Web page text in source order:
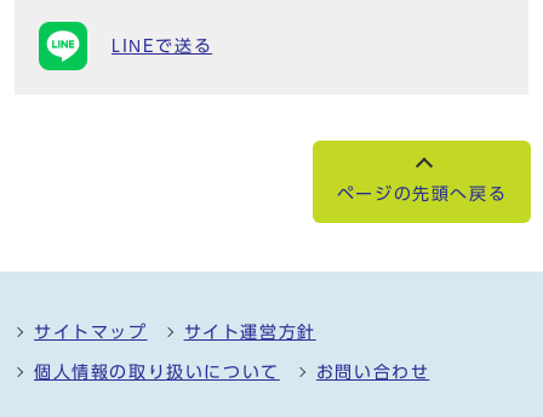
LINEで送る
ページの先頭へ戻る
サイトマップ サイト運営方針
個人情報の取り扱いについて お問い合わせ